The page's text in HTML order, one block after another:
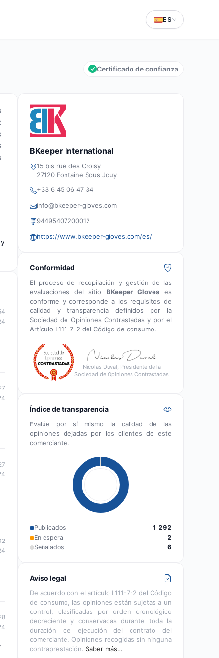
ES
Certificado de confianza
BKeeper International
15 bis rue des Croisy
27120 Fontaine Sous Jouy
+33 6 45 06 47 34
info@bkeeper-gloves.com
94495407200012
https://www.bkeeper-gloves.com/es/
Conformidad
El proceso de recopilación y gestión de las
evaluaciones del sitio BKeeper Gloveses
conforme y corresponde a los requisitos de
calidad y transparencia definidos por la
Sociedad de Opiniones Contrastadas y por el
Artículo L111-7-2 del Código de consumo.
Nicolas Duval, Presidente de la
Sociedad de Opiniones Contrastadas
Índice de transparencia
Evalúe por sí mismo la calidad de las
opiniones dejadas por los clientes de este
comerciante.
Publicados
1 292
En espera
2
Señalados
6
Aviso legal
De acuerdo con el artículo L111-7-2 del Código
de consumo, las opiniones están sujetas a un
control, clasificadas por orden cronológico
decreciente y conservadas durante toda la
duración de ejecución del contrato del
comerciante. Opiniones recogidas sin ninguna
contraprestación. Saber más…